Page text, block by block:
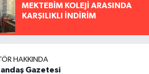
MEKTEBİM KOLEJİ ARASINDA
KARŞILIKLI İNDİRİM
HAKKINDA
Gazetesi